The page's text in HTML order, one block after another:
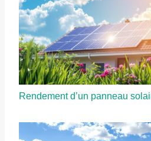
Rendement d’un panneau